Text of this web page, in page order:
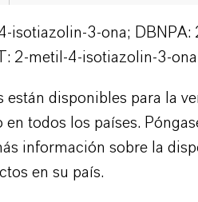
isotiazolin-3-ona; DBNPA:
2-metil-4-isotiazolin-3-
están disponibles para la
en todos los países.
información sobre la
en su país.